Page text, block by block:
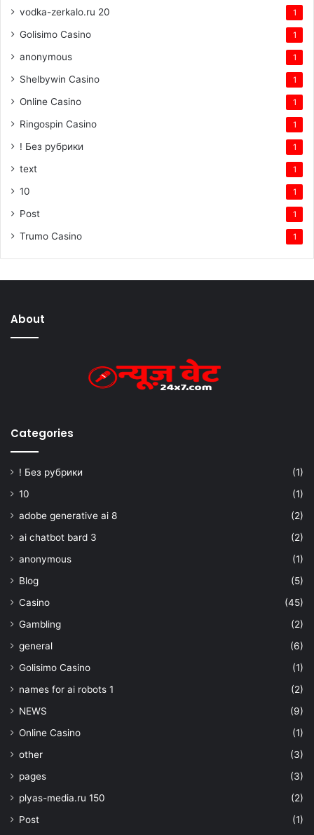
vodka-zerkalo.ru 20 1
Golisimo Casino 1
anonymous 1
Shelbywin Casino 1
Online Casino 1
Ringospin Casino 1
! Без рубрики 1
text 1
10 1
Post 1
Trumo Casino 1
About
Categories
! Без рубрики
(1)
10
(1)
adobe generative ai 8
(2)
ai chatbot bard 3
(2)
anonymous
(1)
Blog
(5)
Casino
(45)
Gambling
(2)
general
(6)
Golisimo Casino
(1)
names for ai robots 1
(2)
NEWS
(9)
Online Casino
(1)
other
(3)
pages
(3)
plyas-media.ru 150
(2)
Post
(1)